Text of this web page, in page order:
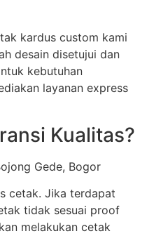
kardus custom kami
desain disetujui dan
kebutuhan
layanan express
Kualitas?
Gede, Bogor
cetak. Jika terdapat
tidak sesuai proof
melakukan cetak